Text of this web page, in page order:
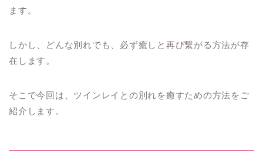
ます。
しかし、どんな別れでも、必ず癒しと再び繋がる方法が存
在します。
そこで今回は、ツインレイとの別れを癒すための方法をご
紹介します。